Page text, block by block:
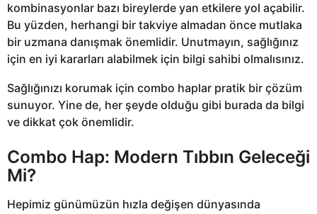
kombinasyonlar bazı bireylerde yan etkilere yol açabilir.
Bu yüzden, herhangi bir takviye almadan önce mutlaka
bir uzmana danışmak önemlidir. Unutmayın, sağlığınız
için en iyi kararları alabilmek için bilgi sahibi olmalısınız.
Sağlığınızı korumak için combo haplar pratik bir çözüm
sunuyor. Yine de, her şeyde olduğu gibi burada da bilgi
ve dikkat çok önemlidir.
Combo Hap: Modern Tıbbın Geleceği
Mi?
Hepimiz günümüzün hızla değişen dünyasında